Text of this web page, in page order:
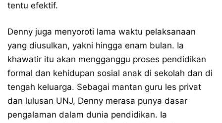
tentu efektif.
Denny juga menyoroti lama waktu pelaksanaan
yang diusulkan, yakni hingga enam bulan. Ia
khawatir itu akan mengganggu proses pendidikan
formal dan kehidupan sosial anak di sekolah dan di
tengah keluarga. Sebagai mantan guru les privat
dan lulusan UNJ, Denny merasa punya dasar
pengalaman dalam dunia pendidikan. Ia